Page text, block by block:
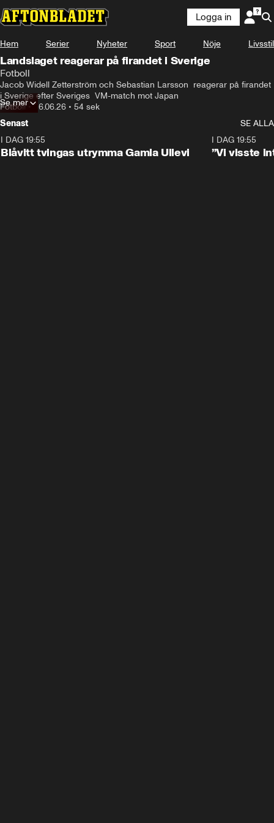
Logga in
Hem Serier Nyheter Sport Nöje Livsstil
Landslaget reagerar på firandet i Sverige
Fotboll
Jacob Widell Zetterström och Sebastian Larsson  reagerar på firandet
i Sverige efter Sveriges  VM-match mot Japan
Fotboll•26.06.26 • 54 sek
Se mer
Senast
SE ALLA
I DAG 19:55
Blåvitt tvingas utrymma Gamla Ullevi
I DAG 19:55
”Vi visste